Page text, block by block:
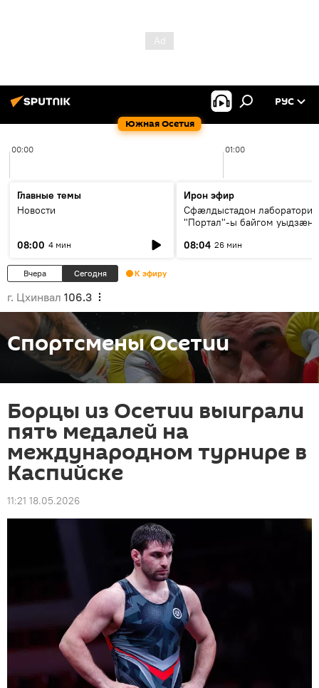
Южная Осетия
РУС
00:00 01:00
Главные темы
Новости
08:00 4 мин
Ирон эфир
Сфæлдыстадон лаборатори
"Портал"-ы байгом уыдзæн
Æхсары куыстыты равдыст
08:04 26 мин
Вчера Сегодня К эфиру
г. Цхинвал 106.3
Спортсмены Осетии
Борцы из Осетии выиграли
пять медалей на
международном турнире в
Каспийске
11:21 18.05.2026